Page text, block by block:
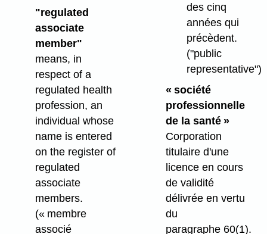
"regulated
associate
member"
means, in
respect of a
regulated health
profession, an
individual whose
name is entered
on the register of
regulated
associate
members.
(« membre
associé
des cinq
années qui
précèdent.
("public
representative")
« société
professionnelle
de la santé »
Corporation
titulaire d'une
licence en cours
de validité
délivrée en vertu
du
paragraphe 60(1).